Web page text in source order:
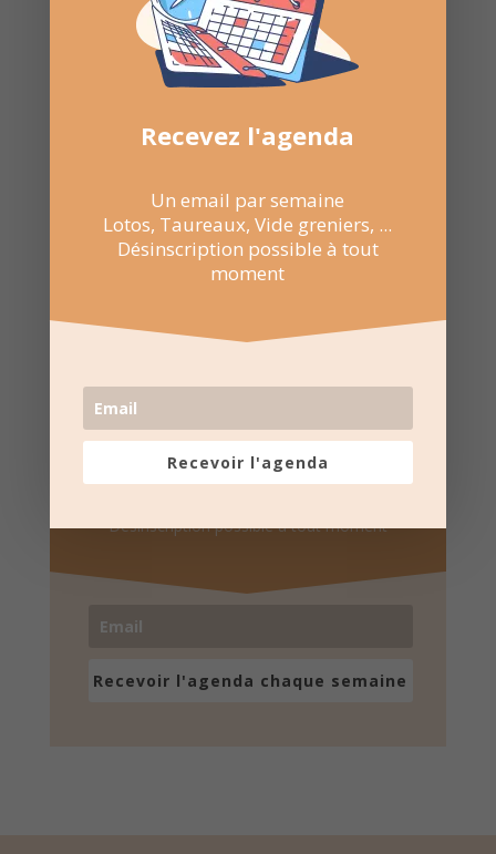
pour recevoir un résumé
une fois par semaine.
Recevez l'agenda par e-
mail
Une fois par semaine en un coup d'oeil
Désinscription possible à tout moment
Recevoir l'agenda chaque semaine
Recevez l'agenda
Un email par semaine
Lotos, Taureaux, Vide greniers, ...
Désinscription possible à tout
moment
Recevoir l'agenda